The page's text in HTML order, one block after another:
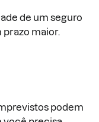
de um seguro
prazo maior.
podem